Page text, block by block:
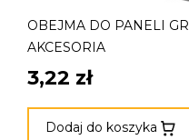
OBEJMA DO PANELI
AKCESORIA
3,22 zł
Dodaj do koszyka